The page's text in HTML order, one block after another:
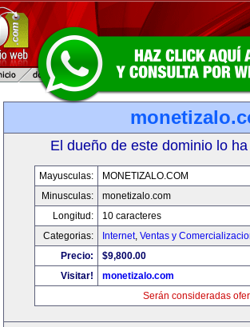
El dueño de este dominio lo
Mayusculas:
MONETIZALO.COM
Minusculas:
monetizalo.com
Longitud:
10 caracteres
Categorias:
Internet, Ventas y
Precio:
$9,800.00
Visitar!
monetizalo.com
Serán consideradas